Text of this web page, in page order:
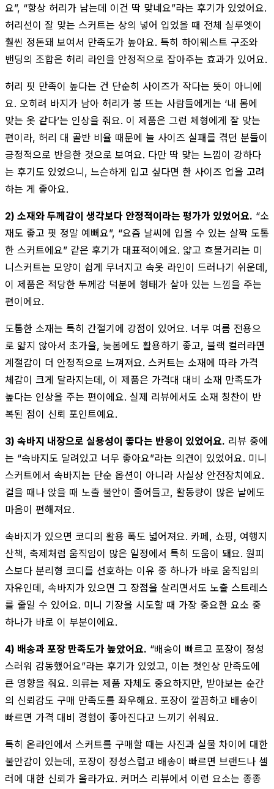
요”, “항상 허리가 남는데 이건 딱 맞네요”라는 후기가 있었어요.
허리선이 잘 맞는 스커트는 상의 넣어 입었을 때 전체 실루엣이
훨씬 정돈돼 보여서 만족도가 높아요. 특히 하이웨스트 구조와
밴딩의 조합은 허리 라인을 안정적으로 잡아주는 효과가 있어요.
허리 핏 만족이 높다는 건 단순히 사이즈가 작다는 뜻이 아니에
요. 오히려 바지가 남아 허리가 붕 뜨는 사람들에게는 ‘내 몸에
맞는 옷 같다’는 인상을 줘요. 이 제품은 그런 체형에게 잘 맞는
편이라, 허리 대 골반 비율 때문에 늘 사이즈 실패를 겪던 분들이
긍정적으로 반응한 것으로 보여요. 다만 딱 맞는 느낌이 강하다
는 후기도 있었으니, 느슨하게 입고 싶다면 한 사이즈 업을 고려
하는 게 좋아요.
2) 소재와 두께감이 생각보다 안정적이라는 평가가 있었어요. “소
재도 좋고 핏 정말 예뻐요”, “요즘 날씨에 입을 수 있는 살짝 도톰
한 스커트에요” 같은 후기가 대표적이에요. 얇고 흐물거리는 미
니스커트는 모양이 쉽게 무너지고 속옷 라인이 드러나기 쉬운데,
이 제품은 적당한 두께감 덕분에 형태가 살아 있는 느낌을 주는
편이에요.
도톰한 소재는 특히 간절기에 강점이 있어요. 너무 여름 전용으
로 얇지 않아서 초가을, 늦봄에도 활용하기 좋고, 블랙 컬러라면
계절감이 더 안정적으로 느껴져요. 스커트는 소재에 따라 가격
체감이 크게 달라지는데, 이 제품은 가격대 대비 소재 만족도가
높다는 인상을 주는 편이에요. 실제 리뷰에서도 소재 칭찬이 반
복된 점이 신뢰 포인트예요.
3) 속바지 내장으로 실용성이 좋다는 반응이 있었어요. 리뷰 중에
는 “속바지도 달려있고 너무 좋아요”라는 의견이 있었어요. 미니
스커트에서 속바지는 단순 옵션이 아니라 사실상 안전장치예요.
걸을 때나 앉을 때 노출 불안이 줄어들고, 활동량이 많은 날에도
마음이 편해져요.
속바지가 있으면 코디의 활용 폭도 넓어져요. 카페, 쇼핑, 여행지
산책, 축제처럼 움직임이 많은 일정에서 특히 도움이 돼요. 원피
스보다 분리형 코디를 선호하는 이유 중 하나가 바로 움직임의
자유인데, 속바지가 있으면 그 장점을 살리면서도 노출 스트레스
를 줄일 수 있어요. 미니 기장을 시도할 때 가장 중요한 요소 중
하나가 바로 이 부분이에요.
4) 배송과 포장 만족도가 높았어요. “배송이 빠르고 포장이 정성
스러워 감동했어요”라는 후기가 있었고, 이는 첫인상 만족도에
큰 영향을 줘요. 의류는 제품 자체도 중요하지만, 받아보는 순간
의 신뢰감도 구매 만족도를 좌우해요. 포장이 깔끔하고 배송이
빠르면 가격 대비 경험이 좋아진다고 느끼기 쉬워요.
특히 온라인에서 스커트를 구매할 때는 사진과 실물 차이에 대한
불안감이 있는데, 포장이 정성스럽고 배송이 빠르면 브랜드나 셀
러에 대한 신뢰가 올라가요. 커머스 리뷰에서 이런 요소는 종종